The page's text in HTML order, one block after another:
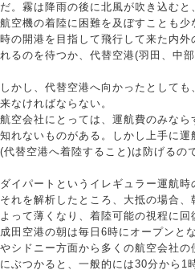
だ。霧は降雨の後に北風が吹き込む
航空機の着陸に困難を及ぼすことも
時の開港を目指して飛行して来た内
れるのを待つか、代替空港(羽田、中
しかし、代替空港へ向かったとして
来なければならない。
航空会社にとっては、運航費のみな
知れないものがある。しかし上手に
(代替空港へ着陸すること)は防げるの
ダイパートというイレギュラー運航時
それを解析したところ、大抵の場合
よって薄くなり、着陸可能の視程に回
成田空港の朝は毎日6時にオープンと
やシドニー方面から多くの航空会社
にぶつかると、一般的には30分から1